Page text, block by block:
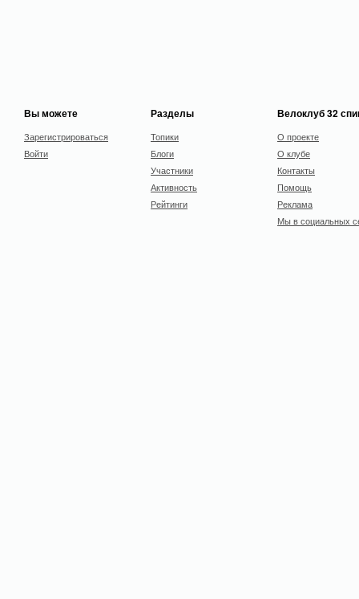
Вы можете
Зарегистрироваться
Войти
Разделы
Топики
Блоги
Участники
Активность
Рейтинги
Велоклуб 32
О проекте
О клубе
Контакты
Помощь
Реклама
Мы в социальных